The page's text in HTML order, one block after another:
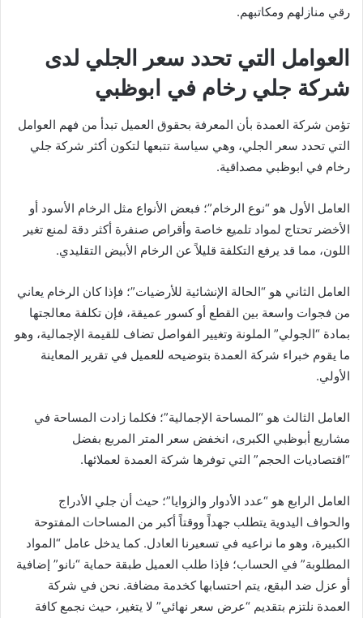
رقي منازلهم ومكاتبهم.
العوامل التي تحدد سعر الجلي لدى
شركة جلي رخام في ابوظبي
تؤمن شركة العمدة بأن المعرفة بحقوق العميل تبدأ من فهم العوامل
التي تحدد سعر الجلي، وهي سياسة تتبعها لتكون أكثر شركة جلي
رخام في ابوظبي مصداقية.
العامل الأول هو “نوع الرخام”؛ فبعض الأنواع مثل الرخام الأسود أو
الأخضر تحتاج لمواد تلميع خاصة وأقراص صنفرة أكثر دقة لمنع تغير
اللون، مما قد يرفع التكلفة قليلاً عن الرخام الأبيض التقليدي.
العامل الثاني هو “الحالة الإنشائية للأرضيات”؛ فإذا كان الرخام يعاني
من فجوات واسعة بين القطع أو كسور عميقة، فإن تكلفة معالجتها
بمادة “الجولي” الملونة وتغيير الفواصل تضاف للقيمة الإجمالية، وهو
ما يقوم خبراء شركة العمدة بتوضيحه للعميل في تقرير المعاينة
الأولي.
العامل الثالث هو “المساحة الإجمالية”؛ فكلما زادت المساحة في
مشاريع أبوظبي الكبرى، انخفض سعر المتر المربع بفضل
“اقتصاديات الحجم” التي توفرها شركة العمدة لعملائها.
العامل الرابع هو “عدد الأدوار والزوايا”؛ حيث أن جلي الأدراج
والحواف اليدوية يتطلب جهداً ووقتاً أكبر من المساحات المفتوحة
الكبيرة، وهو ما نراعيه في تسعيرنا العادل. كما يدخل عامل “المواد
المطلوبة” في الحساب؛ فإذا طلب العميل طبقة حماية “نانو” إضافية
أو عزل ضد البقع، يتم احتسابها كخدمة مضافة. نحن في شركة
العمدة نلتزم بتقديم “عرض سعر نهائي” لا يتغير، حيث نجمع كافة